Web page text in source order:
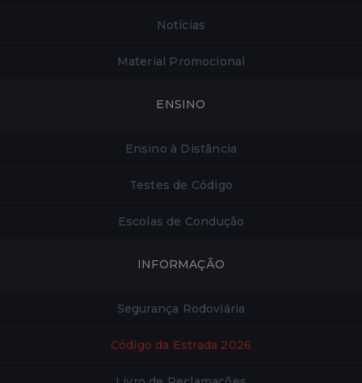
Notícias
Material Promocional
ENSINO
Ensino à Distância
Testes de Código
Escolas de Condução
INFORMAÇÃO
Segurança Rodoviária
Código da Estrada 2026